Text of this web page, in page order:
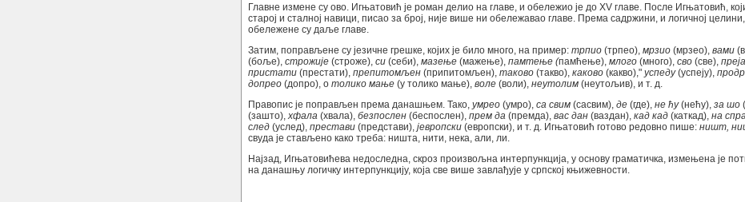
Главне измене су ово. Игњатовић је роман делио на главе, и обележио је до XV главе. После Игњатовић, који
старој и сталној навици, писао за број, није више ни обележавао главе. Према садржини, и логичној
обележене су даље главе.
Затим, поправљене су језичне грешке, којих је било много, на пример: трпио (трпео), мрзио (мрзео), вами
(боље), строжије (строже), си (себи), мазење (мажење), памтење (памћење), млого (много), сво (све),
пристати (престати), препитомљен (припитомљен), таково (такво), каково (какво)," успеду(успеју),
допрео (допро), о толико мање (у толико мање), воле (воли), неутолим (неутољив), и т. д.
Правопис је поправљен према данашњем. Тако, умрео (умро), са свим (сасвим), де (где), не ћу(нећу), за шо
(зашто),хфала (хвала), безпослен (беспослен), прем да (премда), вас дан (ваздан), кад кад (каткад), на
след (услед), престави (представи), јевропски (европски), и т. д. Игњатовић готово редовно пише: ништ,
свуда је стављено како треба: ништа, нити, нека, али, ли.
Најзад, Игњатовићева недоследна, скроз произвољна интерпункција, у основу граматичка, измењена је
на данашњу логичку интерпункцију, која све више завлађује у српској књижевности.